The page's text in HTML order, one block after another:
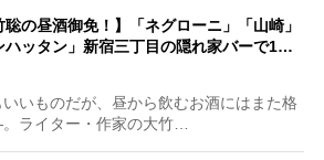
聡の昼酒御免！】「ネグローニ」「山崎」
ハッタン」新宿三丁目の隠れ家バーで1…
いものだが、昼から飲むお酒にはまた格
ライター・作家の大竹…